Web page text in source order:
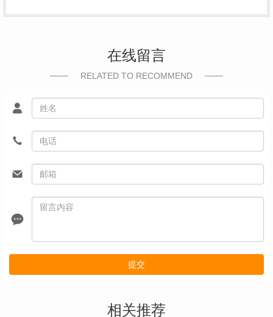
在线留言
RELATED TO RECOMMEND
提交
相关推荐